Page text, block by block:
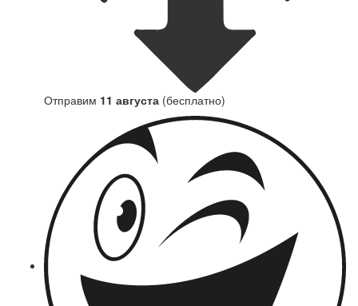
Отправим 11 августа (бесплатно)